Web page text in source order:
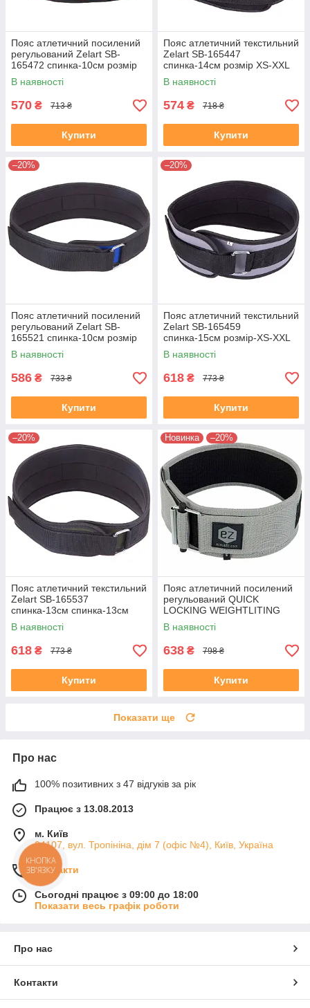
Пояс атлетичний посилений
регульований Zelart SB-
165472 спинка-10см розмір
XS-XXL червоний
В наявності
570 ₴ 713 ₴
Купити
Пояс атлетичний текстильний
Zelart SB-165447
спинка-14см розмір XS-XXL
чорний
В наявності
574 ₴ 718 ₴
Купити
–20%
Пояс атлетичний посилений
регульований Zelart SB-
165521 спинка-10см розмір
XS-XXL синій
В наявності
586 ₴ 733 ₴
Купити
–20%
Пояс атлетичний текстильний
Zelart SB-165459
спинка-15см розмір-XS-XXL
сірий
В наявності
618 ₴ 773 ₴
Купити
–20%
Пояс атлетичний текстильний
Zelart SB-165537
спинка-13см спинка-13см
розмір-XS-XXL чорний-
оливковий
В наявності
618 ₴ 773 ₴
Купити
Новинка –20%
Пояс атлетичний посилений
регульований QUICK
LOCKING WEIGHTLITING
BELT EZOUS O-02
спинка-10см розмір S-L сірий
В наявності
638 ₴ 798 ₴
Купити
Показати ще
Про нас
100% позитивних з 47 відгуків за рік
Працює з 13.08.2013
м. Київ
04107, вул. Тропініна, дім 7 (офіс №4), Київ, Україна
Контакти
Сьогодні працює з 09:00 до 18:00
Показати весь графік роботи
Про нас
Контакти
КНОПКА
ЗВ'ЯЗКУ